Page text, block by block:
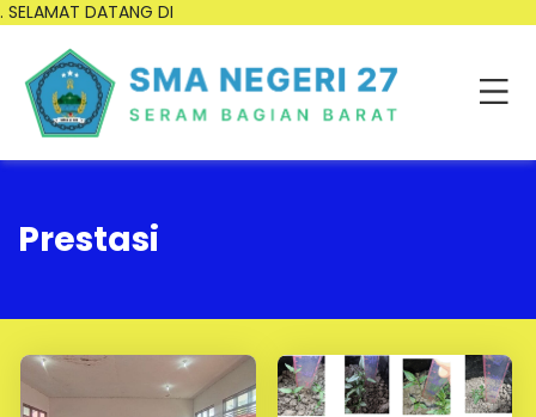
. SELAMAT DATANG DI
Prestasi